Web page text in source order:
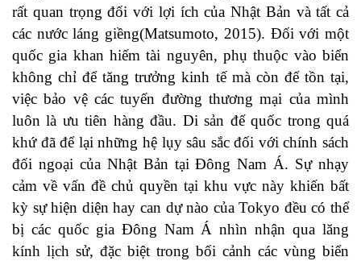
rất quan trọng đối với lợi ích của Nhật Bản và tất cả
các nước láng giềng(Matsumoto, 2015). Đối với một
quốc gia khan hiếm tài nguyên, phụ thuộc vào biển
không chỉ để tăng trưởng kinh tế mà còn để tồn tại,
việc bảo vệ các tuyến đường thương mại của mình
luôn là ưu tiên hàng đầu. Di sản đế quốc trong quá
khứ đã để lại những hệ lụy sâu sắc đối với chính sách
đối ngoại của Nhật Bản tại Đông Nam Á. Sự nhạy
cảm về vấn đề chủ quyền tại khu vực này khiến bất
kỳ sự hiện diện hay can dự nào của Tokyo đều có thể
bị các quốc gia Đông Nam Á nhìn nhận qua lăng
kính lịch sử, đặc biệt trong bối cảnh các vùng biển